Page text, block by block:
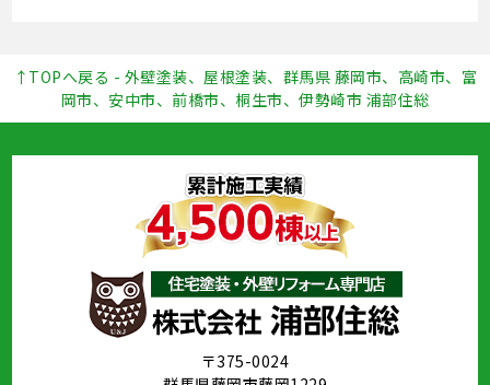
↑TOPへ戻る - 外壁塗装、屋根塗装、群馬県 藤岡市、高崎市、富
岡市、安中市、前橋市、桐生市、伊勢崎市 浦部住総
〒375-0024